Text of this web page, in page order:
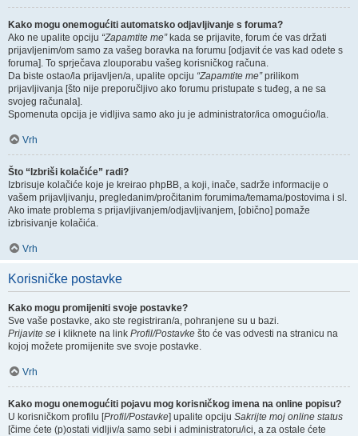
Kako mogu onemogućiti automatsko odjavljivanje s foruma?
Ako ne upalite opciju “Zapamtite me”kada se prijavite, forum će vas držati
prijavljenim/om samo za vašeg boravka na forumu [odjavit će vas kad odete s
foruma]. To sprječava zlouporabu vašeg korisničkog računa.
Da biste ostao/la prijavljen/a, upalite opciju “Zapamtite me”prilikom
prijavljivanja [što nije preporučljivo ako forumu pristupate s tuđeg, a ne sa
svojeg računala].
Spomenuta opcija je vidljiva samo ako ju je administrator/ica omogućio/la.
Vrh
Što “Izbriši kolačiće” radi?
Izbrisuje kolačiće koje je kreirao phpBB, a koji, inače, sadrže informacije o
vašem prijavljivanju, pregledanim/pročitanim forumima/temama/postovima i sl.
Ako imate problema s prijavljivanjem/odjavljivanjem, [obično] pomaže
izbrisivanje kolačića.
Vrh
Korisničke postavke
Kako mogu promijeniti svoje postavke?
Sve vaše postavke, ako ste registriran/a, pohranjene su u bazi.
Prijavite se i kliknete na link Profil/Postavke što će vas odvesti na stranicu na
kojoj možete promijenite sve svoje postavke.
Vrh
Kako mogu onemogućiti pojavu mog korisničkog imena na online popisu?
U korisničkom profilu [Profil/Postavke] upalite opciju Sakrijte moj online status
[čime ćete (p)ostati vidljiv/a samo sebi i administratoru/ici, a za ostale ćete